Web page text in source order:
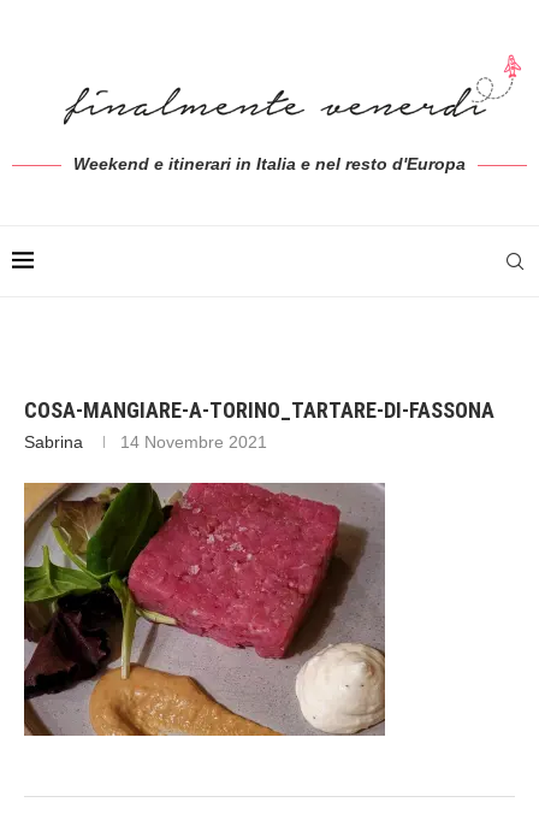
Weekend e itinerari in Italia e nel resto d'Europa
COSA-MANGIARE-A-TORINO_TARTARE-DI-FASSONA
Sabrina 14 Novembre 2021